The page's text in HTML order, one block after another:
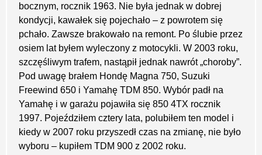
bocznym, rocznik 1963. Nie była jednak w dobrej
kondycji, kawałek się pojechało – z powrotem się
pchało. Zawsze brakowało na remont. Po ślubie przez
osiem lat byłem wyleczony z motocykli. W 2003 roku,
szczęśliwym trafem, nastąpił jednak nawrót „choroby”.
Pod uwagę brałem Hondę Magna 750, Suzuki
Freewind 650 i Yamahę TDM 850. Wybór padł na
Yamahę i w garażu pojawiła się 850 4TX rocznik
1997. Pojeździłem cztery lata, polubiłem ten model i
kiedy w 2007 roku przyszedł czas na zmianę, nie było
wyboru – kupiłem TDM 900 z 2002 roku.